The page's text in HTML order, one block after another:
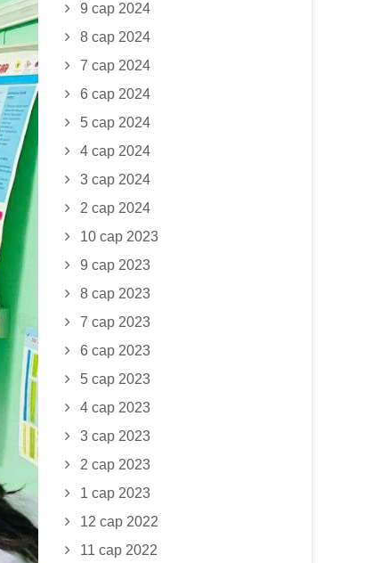
9 сар 2024
8 сар 2024
7 сар 2024
6 сар 2024
5 сар 2024
4 сар 2024
3 сар 2024
2 сар 2024
10 сар 2023
9 сар 2023
8 сар 2023
7 сар 2023
6 сар 2023
5 сар 2023
4 сар 2023
3 сар 2023
2 сар 2023
1 сар 2023
12 сар 2022
11 сар 2022